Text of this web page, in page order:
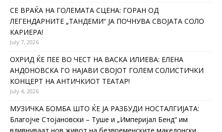
СЕ ВРАЌА НА ГОЛЕМАТА СЦЕНА: ГОРАН ОД
ЛЕГЕНДАРНИТЕ „ТАНДЕМИ“ ЈА ПОЧНУВА СВОЈАТА СОЛО
КАРИЕРА!
July 7, 2026
ОХРИД ЌЕ ПЕЕ ВО ЧЕСТ НА ВАСКА ИЛИЕВА: ЕЛЕНА
АНДОНОВСКА ГО НАЈАВИ СВОЈОТ ГОЛЕМ СОЛИСТИЧКИ
КОНЦЕРТ НА АНТИЧКИОТ ТЕАТАР!
July 4, 2026
МУЗИЧКА БОМБА ШТО ЌЕ ЈА РАЗБУДИ НОСТАЛГИЈАТА:
Благојче Стојановски – Туше и „Империјал Бенд“ им